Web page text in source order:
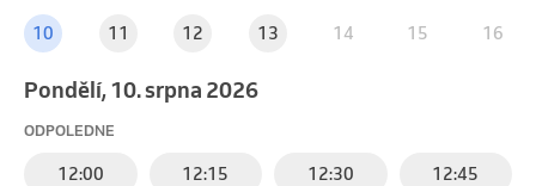
10 11 12 13 14 15 16
pondělí, 10. srpna 2026
ODPOLEDNE
12:00 12:15 12:30 12:45